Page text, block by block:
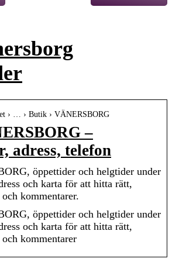
› … › Butik › VÄNERSBORG
–
adress, telefon
öppettider och helgtider under
och karta för att hitta rätt,
kommentarer.
öppettider och helgtider under
och karta för att hitta rätt,
kommentarer